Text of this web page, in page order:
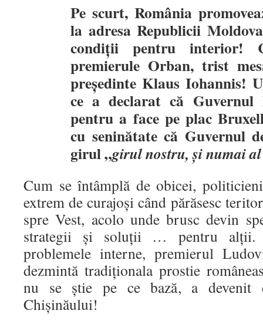
Pe scurt, România
la adresa Republicii
condiții pentru interior!
premierule Orban, trist
președinte Klaus Iohannis!
ce a declarat că
pentru a face pe plac
cu seninătate că Guvernul
girul „girul nostru, şi numai
Cum se întâmplă de obicei,
extrem de curajoși când părăsesc
spre Vest, acolo unde brusc devin
strategii și soluții … pentru alții.
problemele interne, premierul
dezmintă tradiționala prostie
nu se știe pe ce bază, a devenit
Chișinăului!